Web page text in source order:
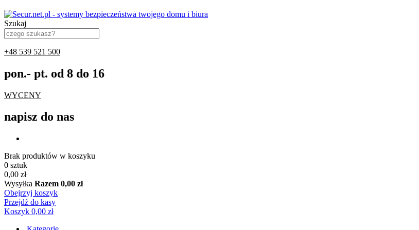
Szukaj
+48 539 521 500
pon.- pt. od 8 do 16
WYCENY
napisz do nas
Brak produktów w koszyku
0 sztuk
0,00 zł
Wysyłka Razem 0,00 zł
Obejrzyj koszyk
Przejdź do kasy
Koszyk 0,00 zł